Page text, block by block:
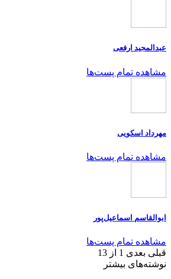
عبدالمجید ارفعی
مشاهده تمام پست‌ها
مهرداد اسکویی
مشاهده تمام پست‌ها
ابوالقاسم اسماعیل‌پور
مشاهده تمام پست‌ها
قبلی بعدی 1 از 13
نوشته‌های بیشتر